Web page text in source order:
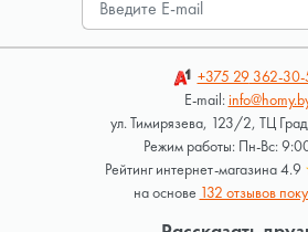
+375 29362-30-
E-mail:
ул. Тимирязева, 123/2, ТЦ
Режим работы: Пн-Вс:
Рейтинг интернет-магазина 4.9
на основе 132 отзывов